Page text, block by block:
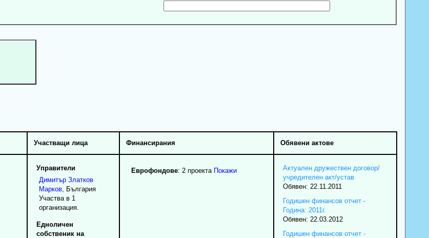
Участващи лица Финансирания Обявени актове
Управители
Димитър Златков
Марков, България
Участва в 1
организация.
Едноличен
собственик на
Еврофондове: 2 проекта Покажи
Актуален дружествен договор/
учредителен акт/устав
Обявен: 22.11.2011
Годишен финансов отчет -
Година: 2011г.
Обявен: 22.03.2012
Годишен финансов отчет -